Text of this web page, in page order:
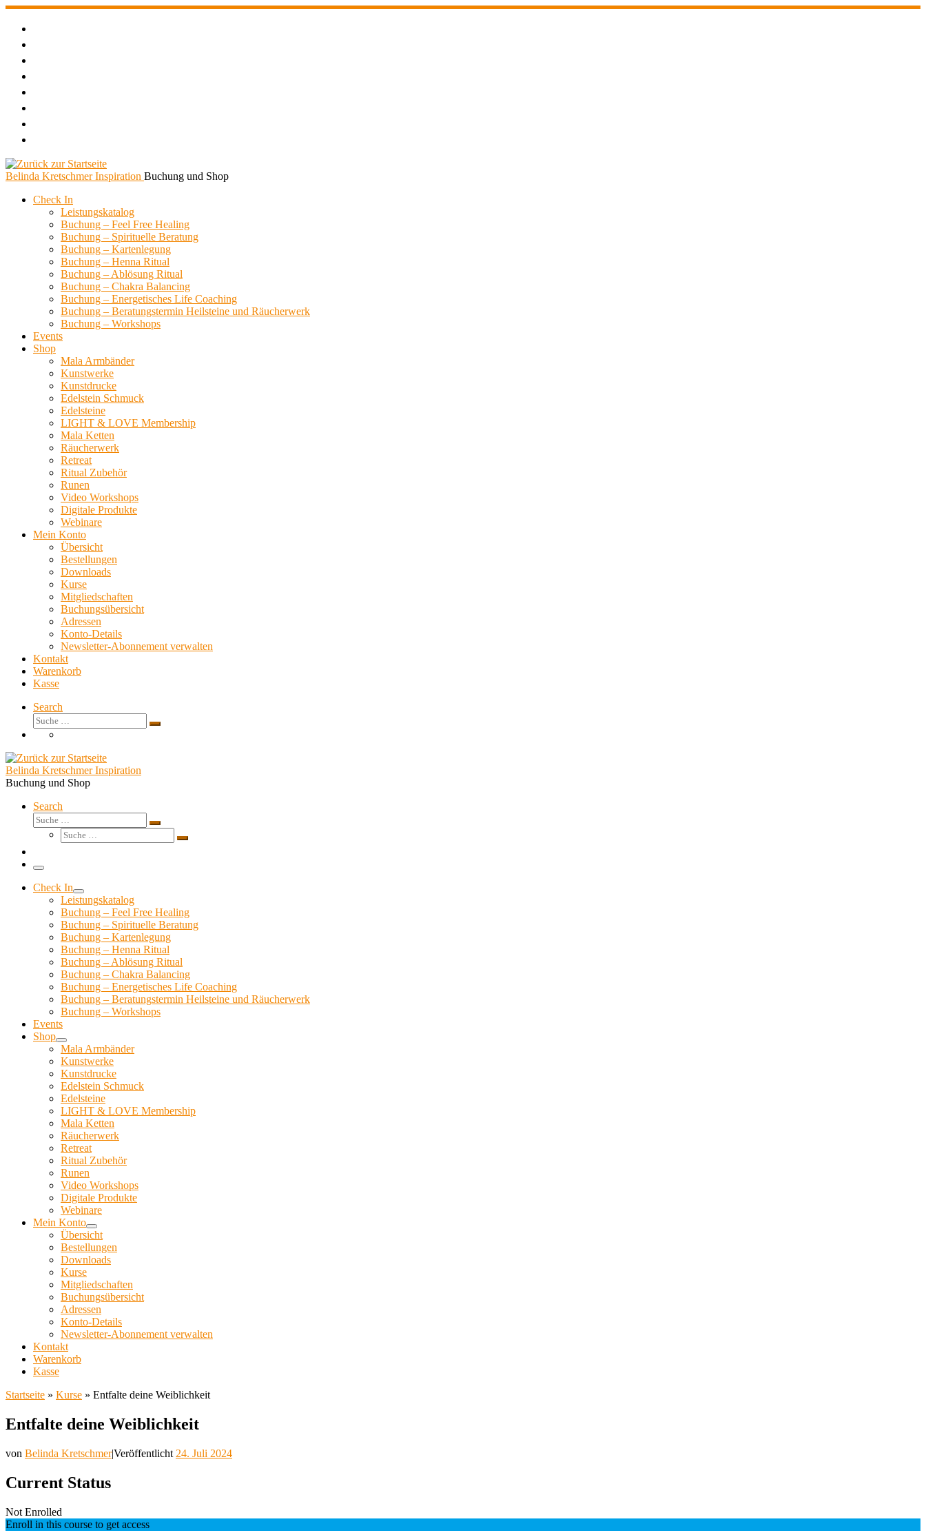
Zum
Belinda Kretschmer Inspiration Buchung und Shop
Check In
Leistungskatalog
Buchung – Feel Free Healing
Buchung – Spirituelle Beratung
Buchung – Kartenlegung
Buchung – Henna Ritual
Buchung – Ablösung Ritual
Buchung – Chakra Balancing
Buchung – Energetisches Life Coaching
Buchung – Beratungstermin Heilsteine und Räucherwerk
Buchung – Workshops
Events
Shop
Mala Armbänder
Kunstwerke
Kunstdrucke
Edelstein Schmuck
Edelsteine
LIGHT & LOVE Membership
Mala Ketten
Räucherwerk
Retreat
Ritual Zubehör
Runen
Video Workshops
Digitale Produkte
Webinare
Mein Konto
Übersicht
Bestellungen
Downloads
Kurse
Mitgliedschaften
Buchungsübersicht
Adressen
Konto-Details
Newsletter-Abonnement verwalten
Kontakt
Warenkorb
Kasse
Search
Suche
Suche
Belinda Kretschmer Inspiration
Buchung und Shop
Search
Suche
Suche
Suche
Suche
Menü
Check In
Leistungskatalog
Buchung – Feel Free Healing
Buchung – Spirituelle Beratung
Buchung – Kartenlegung
Buchung – Henna Ritual
Buchung – Ablösung Ritual
Buchung – Chakra Balancing
Buchung – Energetisches Life Coaching
Buchung – Beratungstermin Heilsteine und Räucherwerk
Buchung – Workshops
Events
Shop
Mala Armbänder
Kunstwerke
Kunstdrucke
Edelstein Schmuck
Edelsteine
LIGHT & LOVE Membership
Mala Ketten
Räucherwerk
Retreat
Ritual Zubehör
Runen
Video Workshops
Digitale Produkte
Webinare
Mein Konto
Übersicht
Bestellungen
Downloads
Kurse
Mitgliedschaften
Buchungsübersicht
Adressen
Konto-Details
Newsletter-Abonnement verwalten
Kontakt
Warenkorb
Kasse
Startseite » Kurse » Entfalte deine Weiblichkeit
Entfalte deine Weiblichkeit
von Belinda Kretschmer|Veröffentlicht 24. Juli 2024
Current Status
Not Enrolled
Enroll in this course to get access